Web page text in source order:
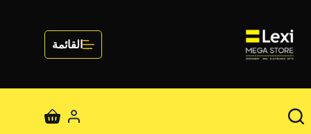
المحتوى
القائمة
عربة